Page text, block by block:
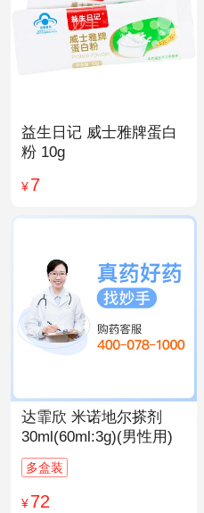
益生日记 威士雅牌蛋白
粉 10g
¥7
达霏欣 米诺地尔搽剂
30ml(60ml:3g)(男性用)
多盒装
¥72